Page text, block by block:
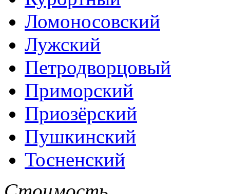
Ломоносовский
Лужский
Петродворцовый
Приморский
Приозёрский
Пушкинский
Тосненский